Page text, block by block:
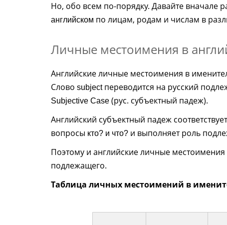
Но, обо всем по-порядку. Давайте вначале
английском по лицам, родам и числам в
Личные местоимения в
Английские личные местоимения в
Слово subjectпереводится на русский
Subjective Case (рус. субъектный падеж).
Английский субъектный падеж
вопросы кто? и что? и выполняет роль
Поэтому и английские личные
подлежащего.
Таблица личных местоимений в